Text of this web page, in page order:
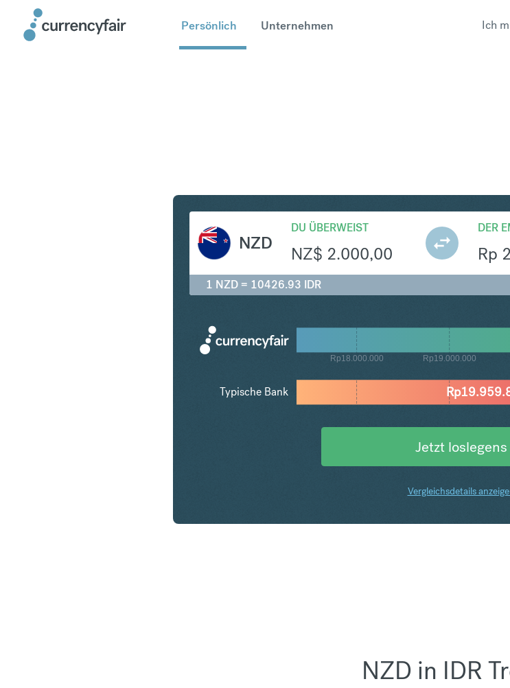
Persönlich Unternehmen Ich
NZD
DU ÜBERWEIST
NZ$ 2.000,00
DER
Rp
1 NZD = 10426.93 IDR
Rp18.000.000 Rp19.000.000
Rp
Typische Bank
Jetzt loslegens
Vergleichsdetails
NZD in IDR